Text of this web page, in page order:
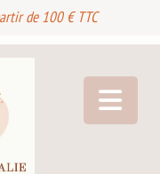
de 100 € TTC